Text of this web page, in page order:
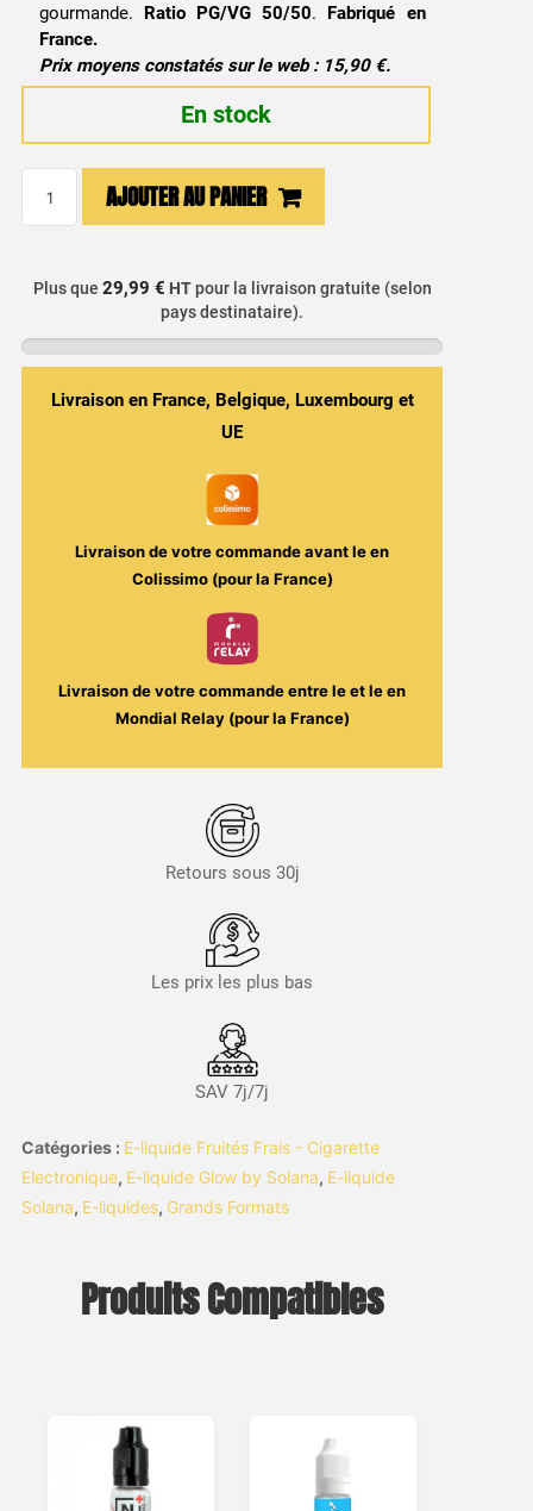
gourmande.
Ratio PG/VG 50/50.
Fabriqué en
France.
Prix moyens constatés sur le web : 15,90 €.
En stock
Exotique
50ml
AJOUTER AU PANIER
Plus que 29,99 € HTpour la livraison gratuite (selon
pays destinataire).
Livraison en France, Belgique, Luxembourg et
UE
Livraison de votre commande avant leen
Colissimo (pour la France)
Livraison de votre commande entre leet leen
Mondial Relay (pour la France)
Retours sous 30j
Les prix les plus bas
SAV 7j/7j
Catégories : E-liquide Fruités Frais - Cigarette
Electronique, E-liquide Glow by Solana, E-liquide
Solana, E-liquides, Grands Formats
Produits Compatibles